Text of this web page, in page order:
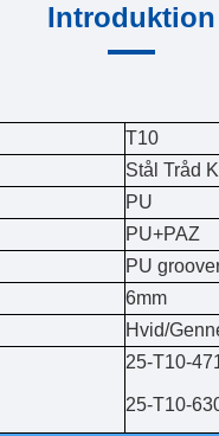
Introduktion
T10
Stål Tråd
PU
PU+PAZ
PU
6mm
Hvid/
25-T10-
25-T10-